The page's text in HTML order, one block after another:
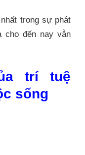
trong sự phát
cho đến nay vẫn
trí tuệ
sống